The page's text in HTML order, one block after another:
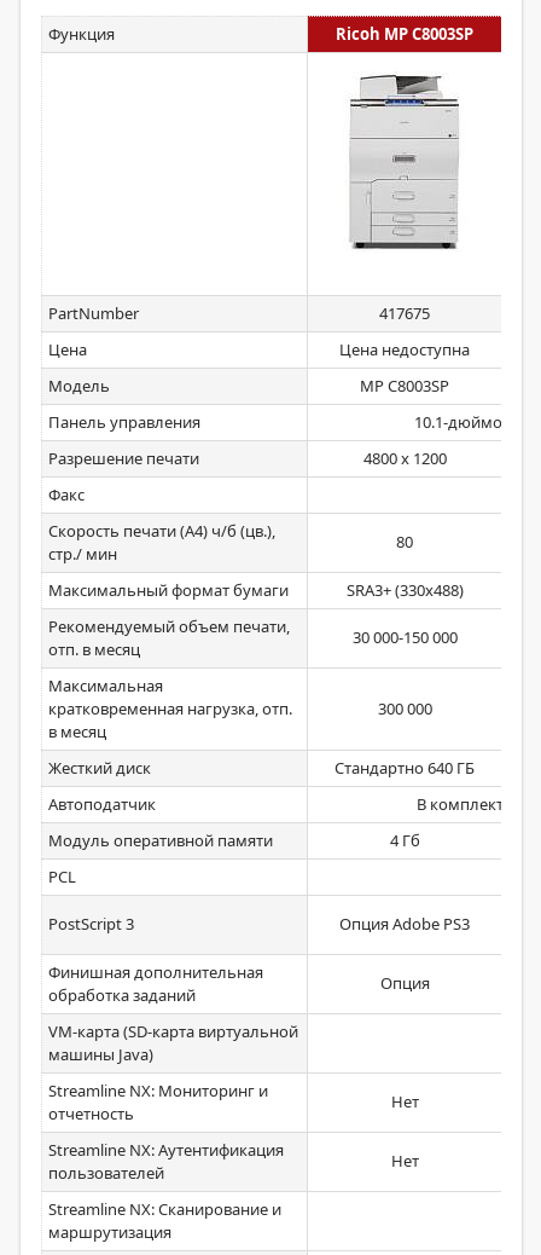
Функция Ricoh MP C8003SP
PartNumber
417675
Цена
Цена недоступна
Модель
MP C8003SP
Панель управления
10.1-дюймовый
Разрешение печати
4800 х 1200
Факс
Скорость печати (А4) ч/б (цв.),
стр./ мин
80
Максимальный формат бумаги SRA3+ (330x488)
Рекомендуемый объем печати,
отп. в месяц
30 000-150 000
Максимальная
кратковременная нагрузка, отп.
в месяц
300 000
Жесткий диск Стандартно 640 ГБ
Автоподатчик
В комплекте
Модуль оперативной памяти
4 Гб
PCL
PostScript 3 Опция Adobe PS3
Финишная дополнительная
обработка заданий
Опция
VM-карта (SD-карта виртуальной
машины Java)
Streamline NX: Мониторинг и
отчетность
Нет
Streamline NX: Аутентификация
пользователей
Нет
Streamline NX: Сканирование и
маршрутизация